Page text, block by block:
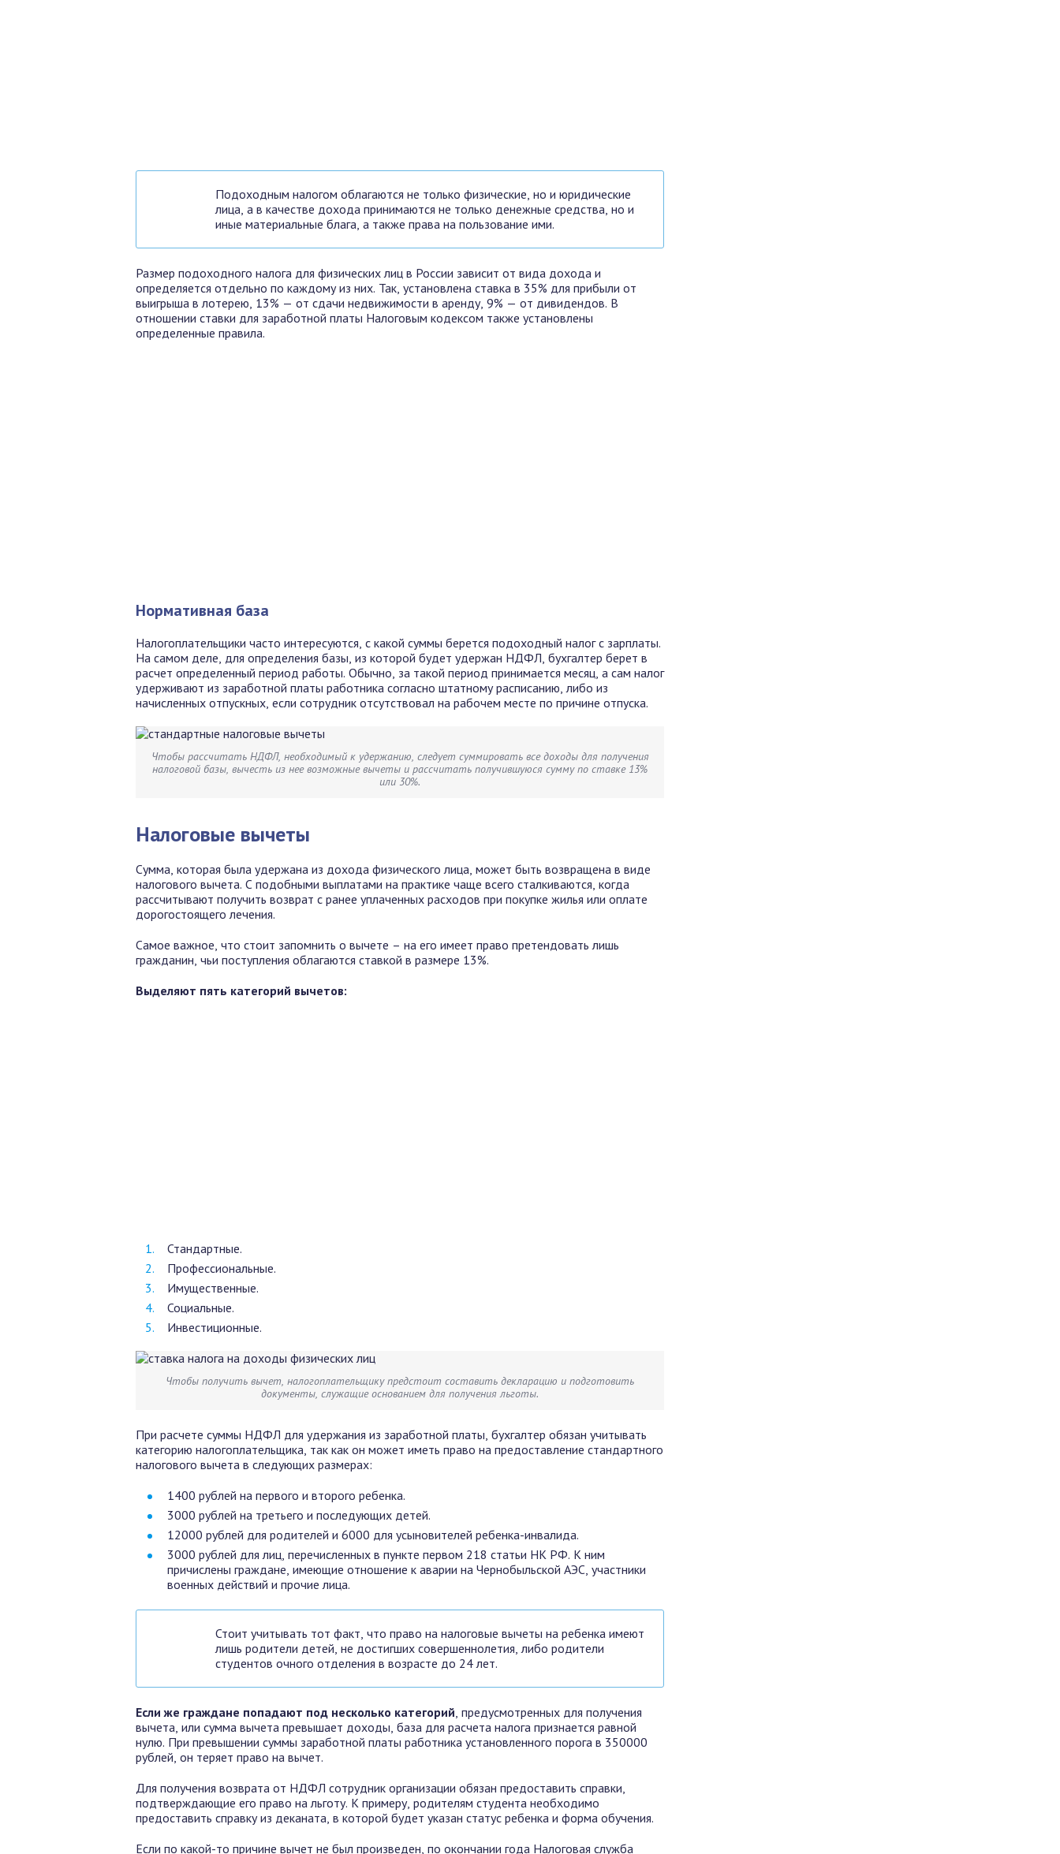
Подоходным налогом облагаются не только физические, но и юридические
лица, а в качестве дохода принимаются не только денежные средства, но и
иные материальные блага, а также права на пользование ими.
Размер подоходного налога для физических лиц в России зависит от вида дохода и
определяется отдельно по каждому из них. Так, установлена ставка в 35% для прибыли от
выигрыша в лотерею, 13% — от сдачи недвижимости в аренду, 9% — от дивидендов. В
отношении ставки для заработной платы Налоговым кодексом также установлены
определенные правила.
Нормативная база
Налогоплательщики часто интересуются, с какой суммы берется подоходный налог с зарплаты.
На самом деле, для определения базы, из которой будет удержан НДФЛ, бухгалтер берет в
расчет определенный период работы. Обычно, за такой период принимается месяц, а сам налог
удерживают из заработной платы работника согласно штатному расписанию, либо из
начисленных отпускных, если сотрудник отсутствовал на рабочем месте по причине отпуска.
Чтобы рассчитать НДФЛ, необходимый к удержанию, следует суммировать все доходы для получения
налоговой базы, вычесть из нее возможные вычеты и рассчитать получившуюся сумму по ставке 13%
или 30%.
Налоговые вычеты
Сумма, которая была удержана из дохода физического лица, может быть возвращена в виде
налогового вычета. С подобными выплатами на практике чаще всего сталкиваются, когда
рассчитывают получить возврат с ранее уплаченных расходов при покупке жилья или оплате
дорогостоящего лечения.
Самое важное, что стоит запомнить о вычете – на его имеет право претендовать лишь
гражданин, чьи поступления облагаются ставкой в размере 13%.
Выделяют пять категорий вычетов:
Стандартные.
Профессиональные.
Имущественные.
Социальные.
Инвестиционные.
Чтобы получить вычет, налогоплательщику предстоит составить декларацию и подготовить
документы, служащие основанием для получения льготы.
При расчете суммы НДФЛ для удержания из заработной платы, бухгалтер обязан учитывать
категорию налогоплательщика, так как он может иметь право на предоставление стандартного
налогового вычета в следующих размерах:
1400 рублей на первого и второго ребенка.
3000 рублей на третьего и последующих детей.
12000 рублей для родителей и 6000 для усыновителей ребенка-инвалида.
3000 рублей для лиц, перечисленных в пункте первом 218 статьи НК РФ. К ним
причислены граждане, имеющие отношение к аварии на Чернобыльской АЭС, участники
военных действий и прочие лица.
Стоит учитывать тот факт, что право на налоговые вычеты на ребенка имеют
лишь родители детей, не достигших совершеннолетия, либо родители
студентов очного отделения в возрасте до 24 лет.
Если же граждане попадают под несколько категорий, предусмотренных для получения
вычета, или сумма вычета превышает доходы, база для расчета налога признается равной
нулю. При превышении суммы заработной платы работника установленного порога в 350000
рублей, он теряет право на вычет.
Для получения возврата от НДФЛ сотрудник организации обязан предоставить справки,
подтверждающие его право на льготу. К примеру, родителям студента необходимо
предоставить справку из деканата, в которой будет указан статус ребенка и форма обучения.
Если по какой-то причине вычет не был произведен, по окончании года Налоговая служба